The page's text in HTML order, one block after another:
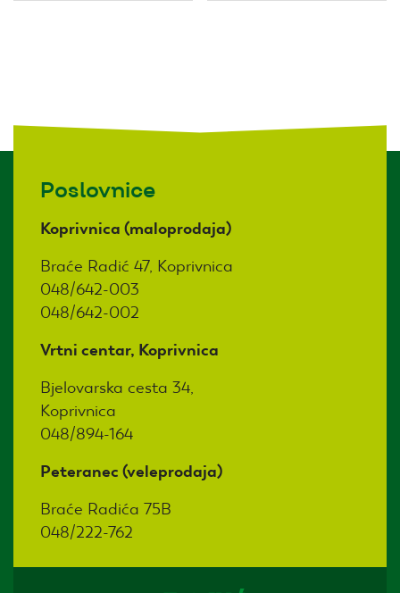
Poslovnice
Koprivnica (maloprodaja)
Braće Radić 47, Koprivnica
048/642-003
048/642-002
Vrtni centar, Koprivnica
Bjelovarska cesta 34,
Koprivnica
048/894-164
Peteranec (veleprodaja)
Braće Radića 75B
048/222-762